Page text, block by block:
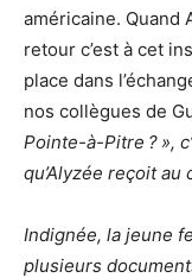
américaine. Quand
retour c’est à cet
place dans
nos collègues de
Pointe-à-Pitre ?»,
qu’Alyzée reçoit au
Indignée, la jeune
plusieurs